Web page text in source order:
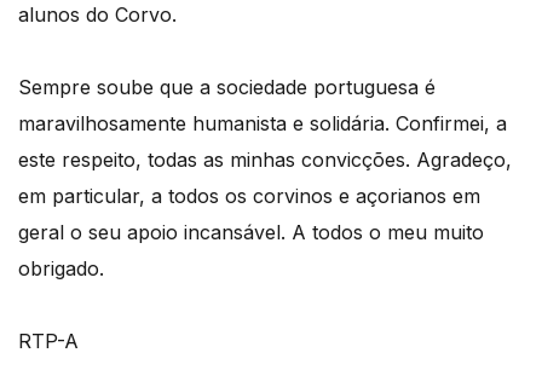
alunos do Corvo.
Sempre soube que a sociedade portuguesa é
maravilhosamente humanista e solidária. Confirmei, a
este respeito, todas as minhas convicções. Agradeço,
em particular, a todos os corvinos e açorianos em
geral o seu apoio incansável. A todos o meu muito
obrigado.
RTP-A